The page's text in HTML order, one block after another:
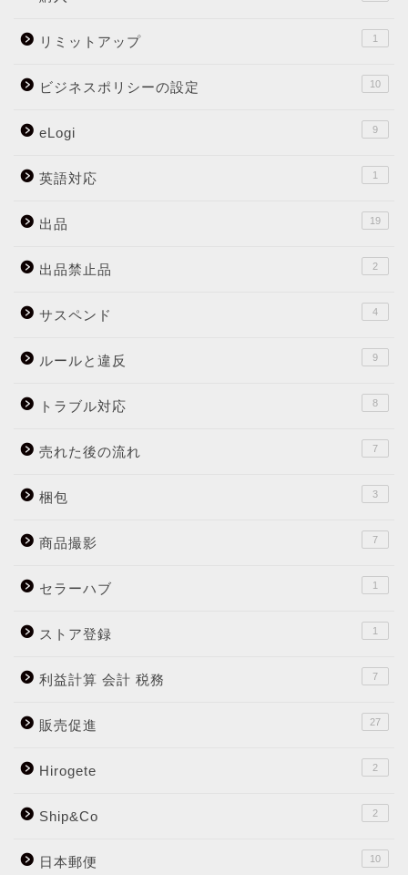
リミットアップ 1
ビジネスポリシーの設定 10
eLogi 9
英語対応 1
出品 19
出品禁止品 2
サスペンド 4
ルールと違反 9
トラブル対応 8
売れた後の流れ 7
梱包 3
商品撮影 7
セラーハブ 1
ストア登録 1
利益計算 会計 税務 7
販売促進 27
Hirogete 2
Ship&Co 2
日本郵便 10